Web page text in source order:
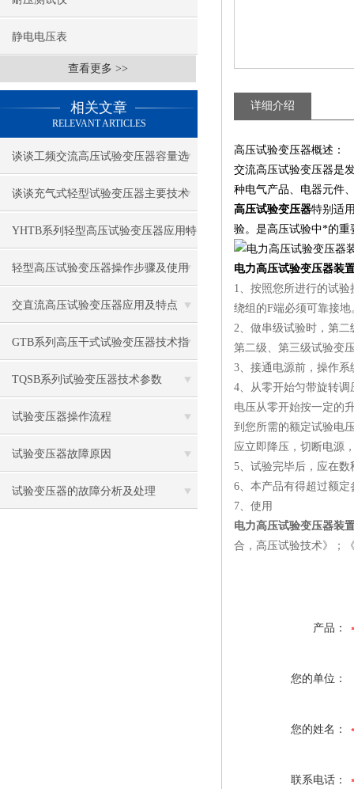
静电电压表
查看更多 >>
相关文章
RELEVANT ARTICLES
谈谈工频交流高压试验变压器容量选
择
谈谈充气式轻型试验变压器主要技术
特点
YHTB系列轻型高压试验变压器应用特
点
轻型高压试验变压器操作步骤及使用
注意事项
交直流高压试验变压器应用及特点
GTB系列高压干式试验变压器技术指
标
TQSB系列试验变压器技术参数
试验变压器操作流程
试验变压器故障原因
试验变压器的故障分析及处理
详细介绍
高压试验变压器概述：
交流高压试验变压器是
种电气产品、电器元件
高压试验变压器特别适
验。是高压试验中*的重
电力高压试验变压器装
1、按照您所进行的试
绕组的F端必须可靠接地
2、做串级试验时，第
第二级、第三级试验变
3、接通电源前，操作
4、从零开始匀带旋转
电压从零开始按一定的
到您所需的额定试验电
应立即降压，切断电源
5、试验完毕后，应在
6、本产品有得超过额
7、使用
电力高压试验变压器装
合，高压试验技术》；
产品：
您的单位：
您的姓名：
联系电话：